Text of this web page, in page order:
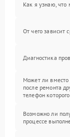
Как я узнаю, что
От чего зависит
Диагностика
Может ли вместо
после ремонта
телефон
Возможно ли
процессе